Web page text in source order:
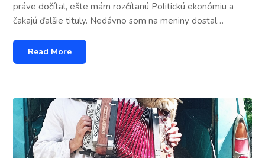
práve dočítal, ešte mám rozčítanú Politickú ekonómiu a
čakajú ďalšie tituly. Nedávno som na meniny dostal…
Read More